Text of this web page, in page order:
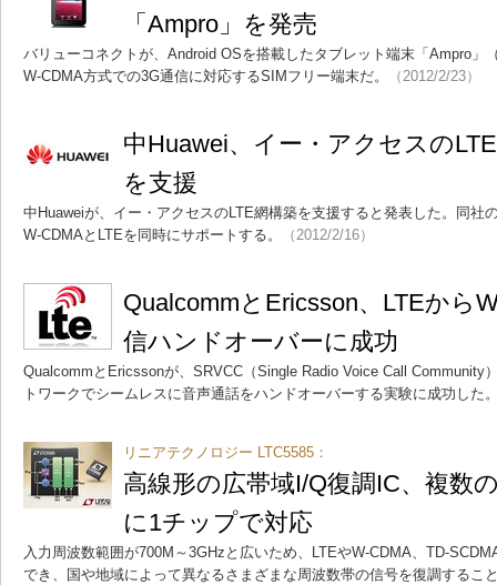
「Ampro」を発売
バリューコネクトが、Android OSを搭載したタブレット端末「Ampro」
W-CDMA方式での3G通信に対応するSIMフリー端末だ。
（2012/2/23）
中Huawei、イー・アクセスの
を支援
中Huaweiが、イー・アクセスのLTE網構築を支援すると発表した。同社
W-CDMAとLTEを同時にサポートする。
（2012/2/16）
QualcommとEricsson、LTEから
信ハンドオーバーに成功
QualcommとEricssonが、SRVCC（Single Radio Voice Call Community
トワークでシームレスに音声通話をハンドオーバーする実験に成功した
リニアテクノロジー LTC5585：
高線形の広帯域I/Q復調IC、複数
に1チップで対応
入力周波数範囲が700M～3GHzと広いため、LTEやW-CDMA、TD-
でき、国や地域によって異なるさまざまな周波数帯の信号を復調するこ